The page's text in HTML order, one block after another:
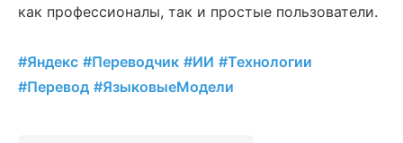
как профессионалы, так и простые пользователи.
#Яндекс #Переводчик #ИИ #Технологии
#Перевод #ЯзыковыеМодели